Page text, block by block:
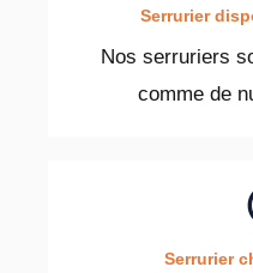
Serrurier
Nos serruriers
comme de
Serrurier